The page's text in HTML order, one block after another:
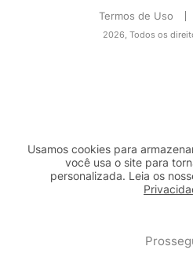
Termos de Uso
2026, Todos os
Usamos cookies para
você usa o site para
personalizada. Leia os